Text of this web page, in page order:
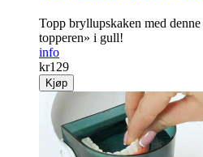
Topp bryllupskaken med
topperen» i gull!
info
kr129
Kjøp